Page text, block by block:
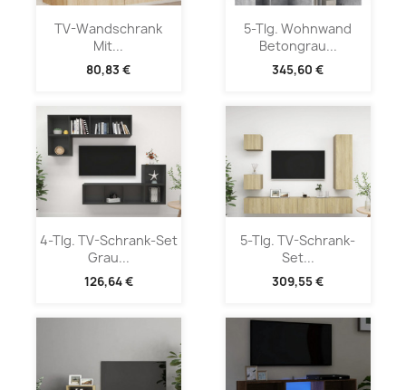
TV-Wandschrank
Mit...
80,83 €
5-Tlg. Wohnwand
Betongrau...
345,60 €
4-Tlg. TV-Schrank-Set
Grau...
126,64 €
5-Tlg. TV-Schrank-
Set...
309,55 €